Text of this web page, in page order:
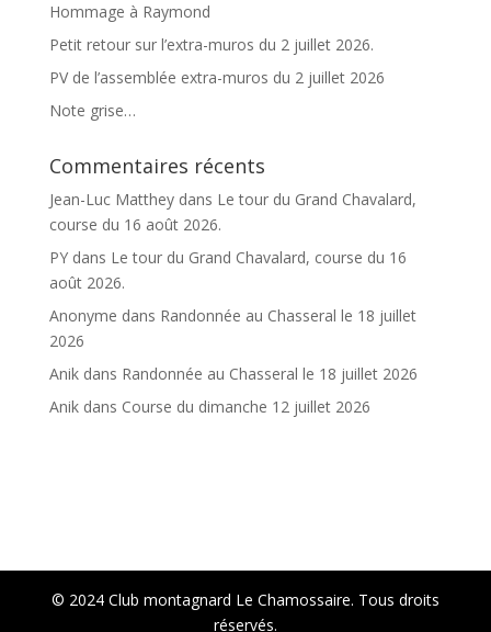
:Hommage à Raymond
Petit retour sur l’extra-muros du 2 juillet 2026.
PV de l’assemblée extra-muros du 2 juillet 2026
Note grise…
Commentaires récents
Jean-Luc Mattheydans Le tour du Grand Chavalard,
course du 16 août 2026.
PYdans Le tour du Grand Chavalard, course du 16
août 2026.
Anonyme dans Randonnée au Chasseral le 18 juillet
2026
Anikdans Randonnée au Chasseral le 18 juillet 2026
Anikdans Course du dimanche 12 juillet 2026
© 2024 Club montagnard Le Chamossaire. Tous droits
réservés.